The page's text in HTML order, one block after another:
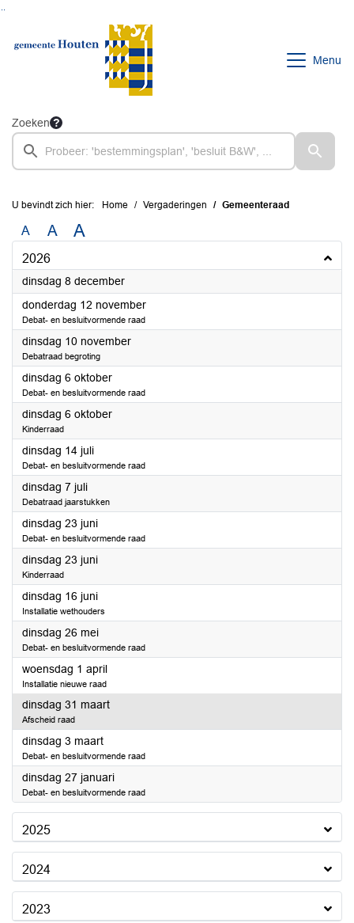
Menu
Zoeken
U bevindt zich hier: Home Vergaderingen Gemeenteraad
A A A
2026
dinsdag 8 december2026
donderdag 12 november2026
Debat- en besluitvormende raad
dinsdag 10 november2026
Debatraad begroting
dinsdag 6 oktober2026
Debat- en besluitvormende raad
dinsdag 6 oktober2026
Kinderraad
dinsdag 14 juli2026
Debat- en besluitvormende raad
dinsdag 7 juli2026
Debatraad jaarstukken
dinsdag 23 juni2026
Debat- en besluitvormende raad
dinsdag 23 juni2026
Kinderraad
dinsdag 16 juni2026
Installatie wethouders
dinsdag 26 mei2026
Debat- en besluitvormende raad
woensdag 1 april2026
Installatie nieuwe raad
dinsdag 31 maart2026
Afscheid raad
dinsdag 3 maart2026
Debat- en besluitvormende raad
dinsdag 27 januari2026
Debat- en besluitvormende raad
2025
2024
2023